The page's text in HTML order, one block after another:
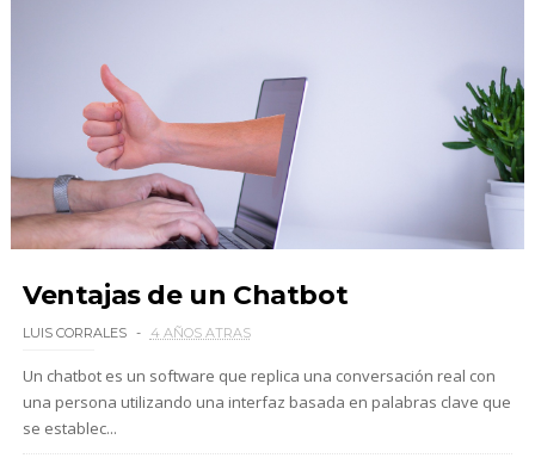
Ventajas de un Chatbot
LUIS CORRALES 4 AÑOS ATRAS
Un chatbot es un software que replica una conversación real con
una persona utilizando una interfaz basada en palabras clave que
se establec...